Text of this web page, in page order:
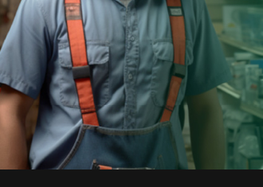
Descripción
SET DADO MAGNETICO HEXAG 1/4" X 5 PZS 12939 TRUPER
SET DADO MAGNETICO HEXAG 3/8" X 5 PZS 12940 TRUPER